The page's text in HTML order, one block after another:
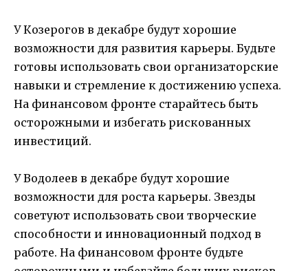
У Козерогов в декабре будут хорошие
возможности для развития карьеры. Будьте
готовы использовать свои организаторские
навыки и стремление к достижению успеха.
На финансовом фронте старайтесь быть
осторожными и избегать рискованных
инвестиций.
У Водолеев в декабре будут хорошие
возможности для роста карьеры. Звезды
советуют использовать свои творческие
способности и инновационный подход в
работе. На финансовом фронте будьте